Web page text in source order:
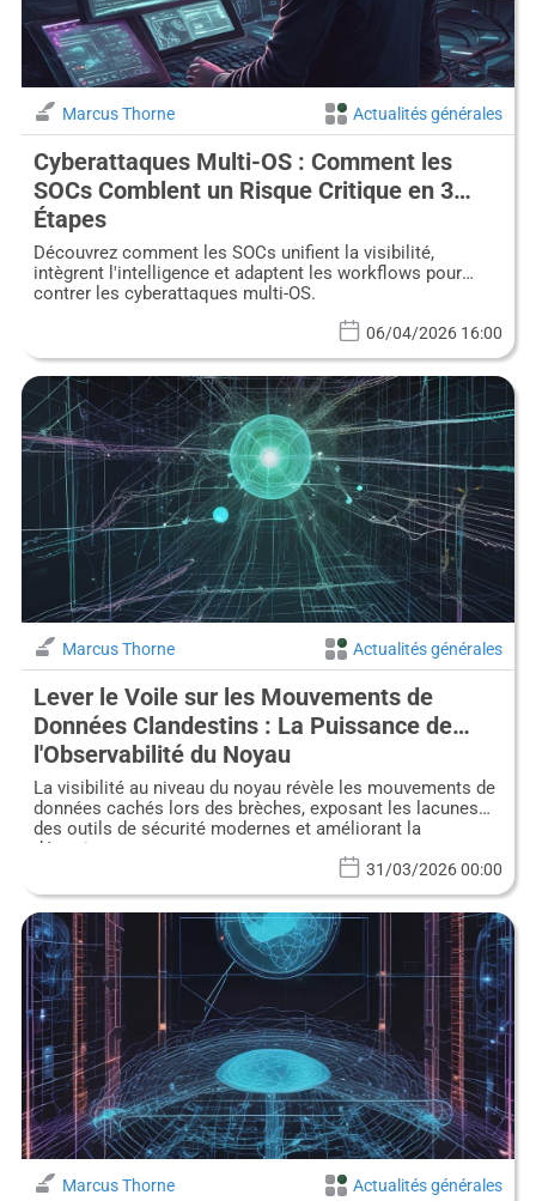
Marcus Thorne Actualités générales
Cyberattaques Multi-OS : Comment les
SOCs Comblent un Risque Critique en 3
Étapes
Découvrez comment les SOCs unifient la visibilité,
intègrent l'intelligence et adaptent les workflows pour
contrer les cyberattaques multi-OS.
06/04/2026 16:00
Marcus Thorne Actualités générales
Lever le Voile sur les Mouvements de
Données Clandestins : La Puissance de
l'Observabilité du Noyau
La visibilité au niveau du noyau révèle les mouvements de
données cachés lors des brèches, exposant les lacunes
des outils de sécurité modernes et améliorant la
détection.
31/03/2026 00:00
Marcus Thorne Actualités générales